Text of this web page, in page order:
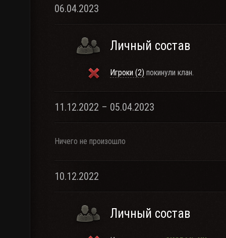
06.04.2023
Личный состав
Игроки (2) покинули клан.
11.12.2022 – 05.04.2023
Ничего не произошло
10.12.2022
Личный состав